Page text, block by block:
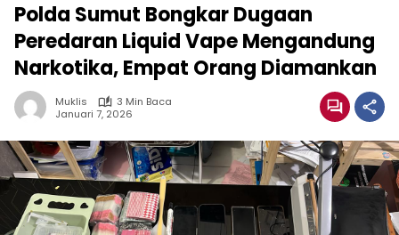
Polda Sumut Bongkar Dugaan
Peredaran Liquid Vape Mengandung
Narkotika, Empat Orang Diamankan
Muklis
3 Min Baca
Januari 7, 2026